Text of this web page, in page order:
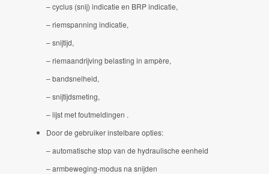
– cyclus (snij) indicatie en BRP indicatie,
– riemspanning indicatie,
– snijtijd,
– riemaandrijving belasting in ampère,
– bandsnelheid,
– snijtijdsmeting,
– lijst met foutmeldingen .
Door de gebruiker instelbare opties:
– automatische stop van de hydraulische eenheid
– armbeweging-modus na snijden